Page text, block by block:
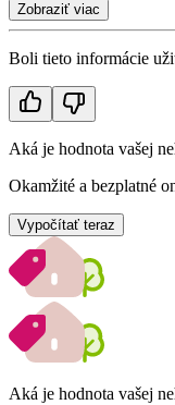
Zobraziť viac
Boli tieto informácie
Aká je hodnota vašej
Okamžité a bezplatné
Vypočítať teraz
Aká je hodnota vašej